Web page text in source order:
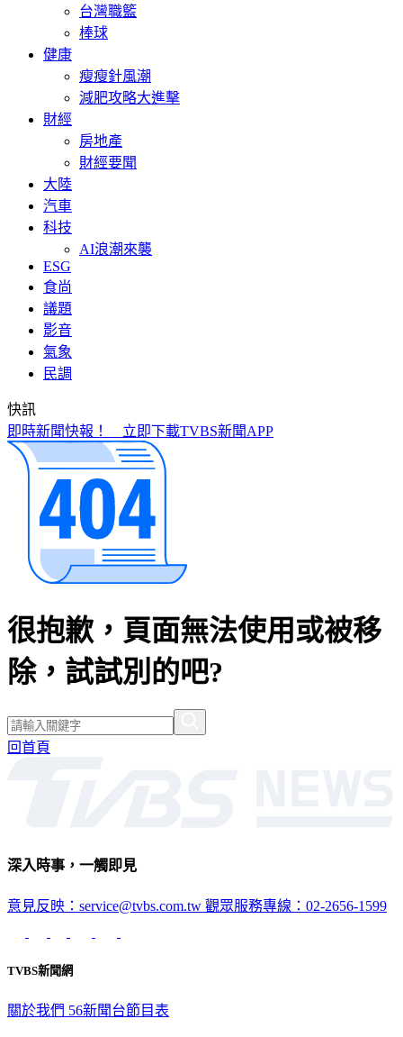
台灣職籃
棒球
健康
瘦瘦針風潮
減肥攻略大進擊
財經
房地產
財經要聞
大陸
汽車
科技
AI浪潮來襲
ESG
食尚
議題
影音
氣象
民調
快訊
盲眼龍婆2026年5預言中2個？剩3大預言其1波及台灣
很抱歉，頁面無法使用或被移
除，試試別的吧?
回首頁
深入時事，一觸即見
意見反映：service@tvbs.com.tw 觀眾服務專線：02-2656-1599
TVBS新聞網
關於我們 56新聞台節目表